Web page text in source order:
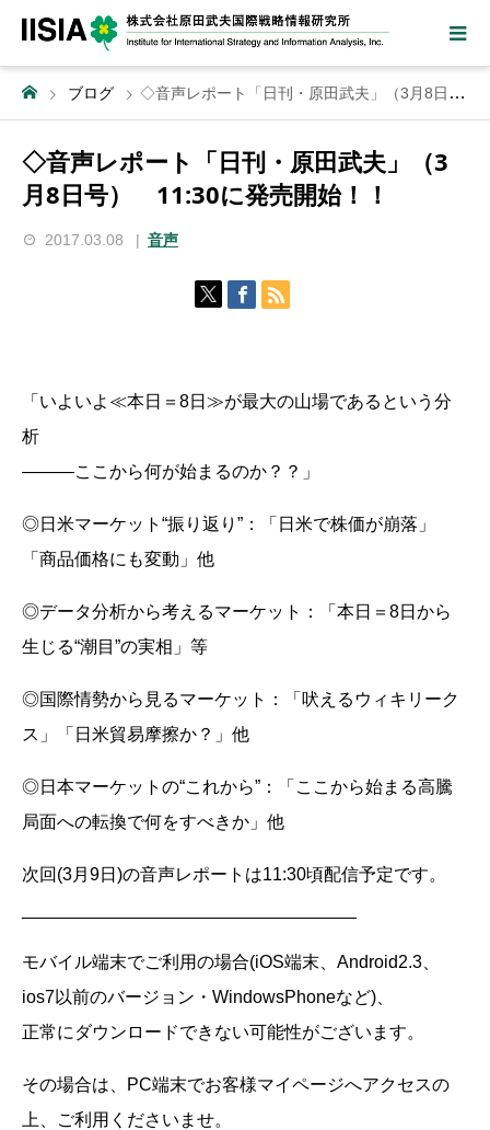
ブログ ◇音声レポート「日刊・原田武夫」（3月8日号） 11:30に発売開始！！
◇音声レポート「日刊・原田武夫」（3
月8日号） 11:30に発売開始！！
2017.03.08 音声
「いよいよ≪本日＝8日≫が最大の山場であるという分
析
―――ここから何が始まるのか？？」
◎日米マーケット“振り返り”：「日米で株価が崩落」
「商品価格にも変動」他
◎データ分析から考えるマーケット：「本日＝8日から
生じる“潮目”の実相」等
◎国際情勢から見るマーケット：「吠えるウィキリーク
ス」「日米貿易摩擦か？」他
◎日本マーケットの“これから”：「ここから始まる高騰
局面への転換で何をすべきか」他
次回(3月9日)の音声レポートは11:30頃配信予定です。
モバイル端末でご利用の場合(iOS端末、Android2.3、
ios7以前のバージョン・WindowsPhoneなど)、
正常にダウンロードできない可能性がございます。
その場合は、PC端末でお客様マイページへアクセスの
上、ご利用くださいませ。